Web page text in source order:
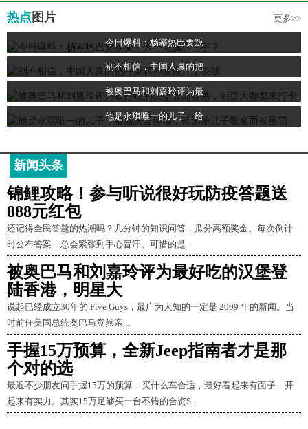
热点 图片 更多>>
今日爆料：杨幂热巴要叛
别不相信，中国人真的把
被奥巴马和刘嘉玲评为最
他是永琪唯一的儿子，给
新闻头条
锦鲤攻略！参与听说很好玩防疫答题送
888元红包
还记得全民答题的热潮吗？几分钟的知识问答，瓜分高额奖金。每次倒计
时公布答案，总会紧张到手心冒汗。可惜的是...
被奥巴马和刘嘉玲评为最好吃的汉堡登
陆香港，明星大
说起已经成立30年的 Five Guys，最广为人知的一定是 2009 年的新闻。当
时前任美国总统奥巴马竟然亲...
手握15万预算，全新Jeep指南者才是那
个对的选
最近不少朋友问手握15万的预算，买什么车合适，最好看起来有面子，开
起来有实力。其实15万足够买一台不错的合资S...